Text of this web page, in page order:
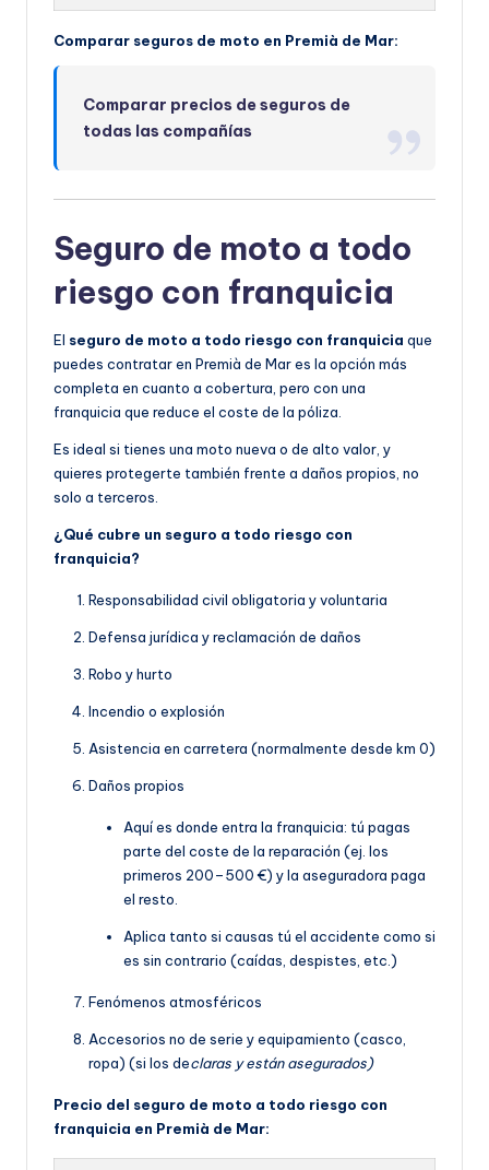
Comparar seguros de moto en Premià de Mar:
Comparar precios de seguros de
todas las compañías
Seguro de moto a todo
riesgo con franquicia
El seguro de moto a todo riesgo con franquicia que
puedes contratar en Premià de Mar es la opción más
completa en cuanto a cobertura, pero con una
franquicia que reduce el coste de la póliza.
Es ideal si tienes una moto nueva o de alto valor, y
quieres protegerte también frente a daños propios, no
solo a terceros.
¿Qué cubre un seguro a todo riesgo con
franquicia?
Responsabilidad civil obligatoria y voluntaria
Defensa jurídica y reclamación de daños
Robo y hurto
Incendio o explosión
Asistencia en carretera (normalmente desde km 0)
Daños propios
Aquí es donde entra la franquicia: tú pagas
parte del coste de la reparación (ej. los
primeros 200–500 €) y la aseguradora paga
el resto.
Aplica tanto si causas tú el accidente como si
es sin contrario (caídas, despistes, etc.)
Fenómenos atmosféricos
Accesorios no de serie y equipamiento (casco,
ropa) (si los declaras y están asegurados)
Precio del seguro de moto a todo riesgo con
franquicia en Premià de Mar: